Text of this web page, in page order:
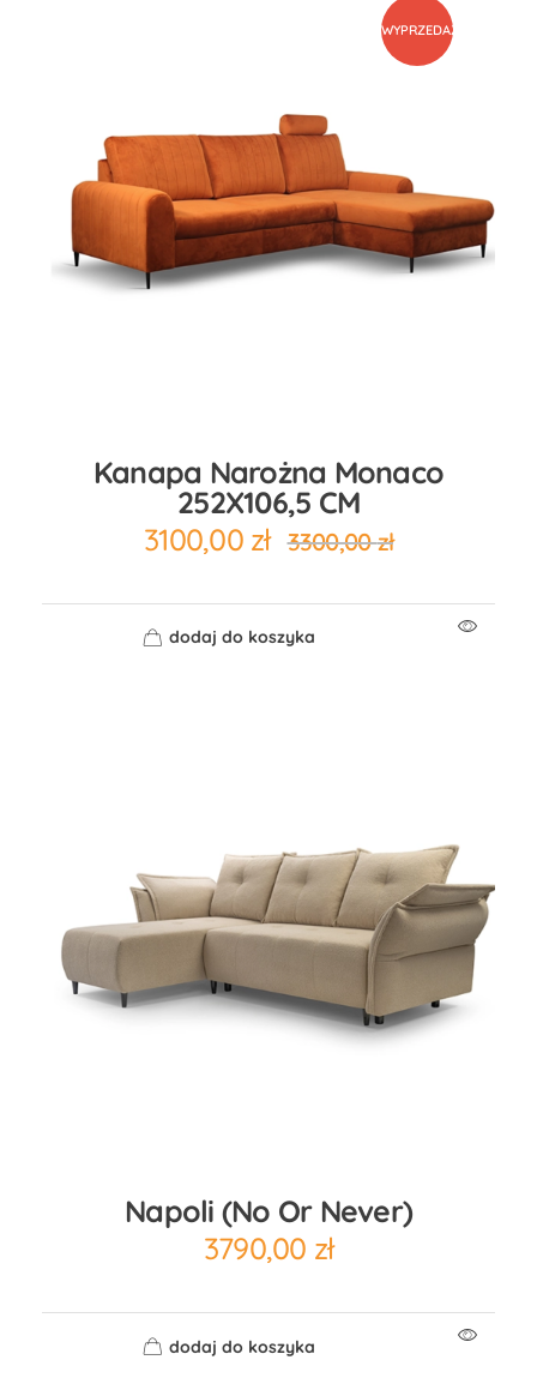
WYPRZEDAŻ
Kanapa Narożna Monaco
252X106,5 CM
3100,00 zł 3300,00zł
dodaj do koszyka
Napoli (no Or Never)
3790,00 zł
dodaj do koszyka